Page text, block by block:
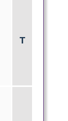
T